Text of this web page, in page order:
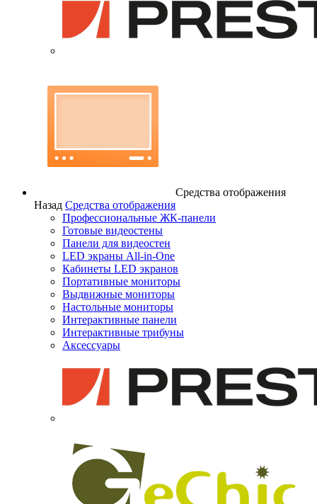
Средства отображения
Назад Средства отображения
Профессиональные ЖК-панели
Готовые видеостены
Панели для видеостен
LED экраны All-in-One
Кабинеты LED экранов
Портативные мониторы
Выдвижные мониторы
Настольные мониторы
Интерактивные панели
Интерактивные трибуны
Аксессуары